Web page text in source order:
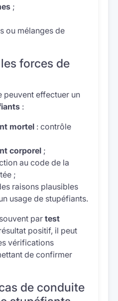
;
ou mélanges de
forces de
peuvent effectuer un
:
mortel : contrôle
corporel ;
au code de la
;
raisons plausibles
usage de stupéfiants.
par test
positif, il peut
vérifications
de confirmer
de conduite